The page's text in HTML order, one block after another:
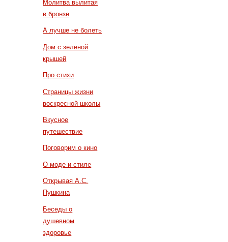
Молитва вылитая
в бронзе
А лучше не болеть
Дом с зеленой
крышей
Про стихи
Страницы жизни
воскресной школы
Вкусное
путешествие
Поговорим о кино
О моде и стиле
Открывая А.С.
Пушкина
Беседы о
душевном
здоровье